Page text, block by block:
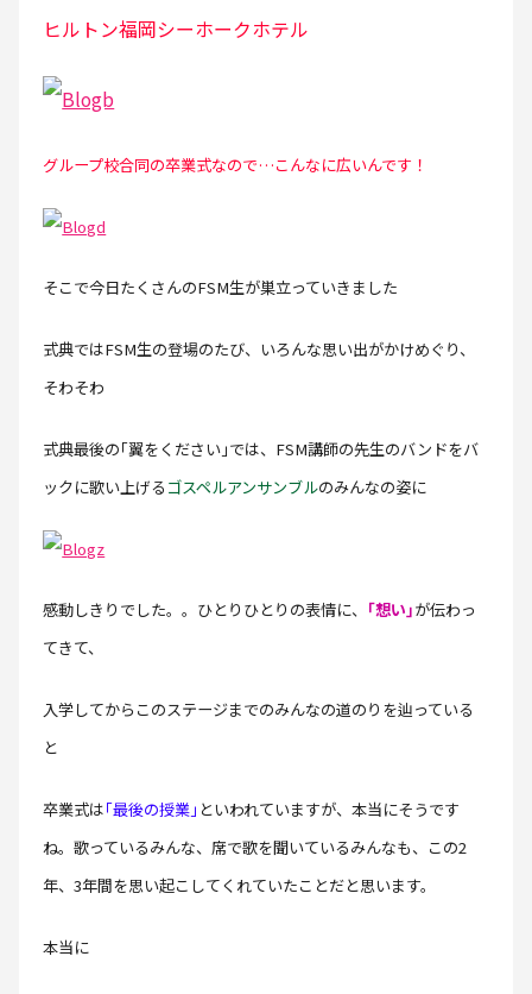
ヒルトン福岡シーホークホテル
グループ校合同の卒業式なので…こんなに広いんです！
そこで今日たくさんのFSM生が巣立っていきました
式典ではFSM生の登場のたび、いろんな思い出がかけめぐり、
そわそわ
式典最後の｢翼をください｣では、FSM講師の先生のバンドをバ
ックに歌い上げる ゴスペルアンサンブルのみんなの姿に
感動しきりでした。。ひとりひとりの表情に、 ｢想い｣が伝わっ
てきて、
入学してからこのステージまでのみんなの道のりを辿っている
と
卒業式は｢最後の授業｣ といわれていますが、本当にそうです
ね。歌っているみんな、席で歌を聞いているみんなも、この2
年、3年間を思い起こしてくれていたことだと思います。
本当に